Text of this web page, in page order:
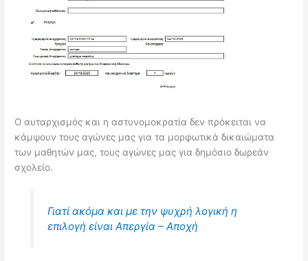
Ο αυταρχισμός και η αστυνομοκρατία δεν πρόκειται να
κάμψουν τους αγώνες μας για τα μορφωτικά δικαιώματα
των μαθητών μας, τους αγώνες μας για δημόσιο δωρεάν
σχολείο.
Γιατί ακόμα και με την ψυχρή λογική η
επιλογή είναι Απεργία – Αποχή